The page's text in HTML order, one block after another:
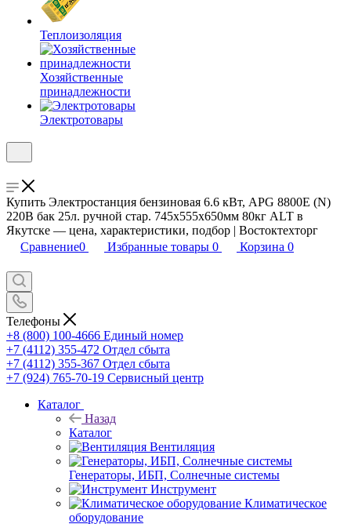
Теплоизоляция
Хозяйственные
принадлежности
Электротовары
Купить Электростанция бензиновая 6.6 кВт, APG 8800E (N)
220В бак 25л. ручной стар. 745х555х650мм 80кг ALT в
Якутске — цена, характеристики, подбор | Востоктехторг
Сравнение0 Избранные товары 0 Корзина 0
Телефоны
+8 (800) 100-4666 Единый номер
+7 (4112) 355-472 Отдел сбыта
+7 (4112) 355-367 Отдел сбыта
+7 (924) 765-70-19 Сервисный центр
Каталог
Назад
Каталог
Вентиляция
Генераторы, ИБП, Солнечные системы
Инструмент
Климатическое
оборудование